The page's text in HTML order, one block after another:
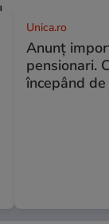
Unica.ro
Anunț
pensionari.
începând